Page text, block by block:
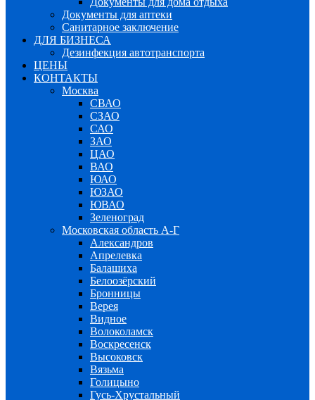
Документы для аптеки
Санитарное заключение
ДЛЯ БИЗНЕСА
Дезинфекция автотранспорта
ЦЕНЫ
КОНТАКТЫ
Москва
СВАО
СЗАО
САО
ЗАО
ЦАО
ВАО
ЮАО
ЮЗАО
ЮВАО
Зеленоград
Московская область А-Г
Александров
Апрелевка
Балашиха
Белоозёрский
Бронницы
Верея
Видное
Волоколамск
Воскресенск
Высоковск
Вязьма
Голицыно
Гусь-Хрустальный